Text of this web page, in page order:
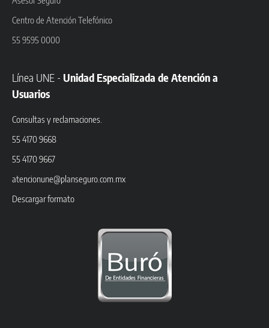
Centro de Atención Telefónico
55 9595 0000
Línea UNE - Unidad Especializada de Atención a
Usuarios
Consultas y reclamaciones.
55 4170 9668
55 4170 9667
atencionune@planseguro.com.mx
Descargar formato